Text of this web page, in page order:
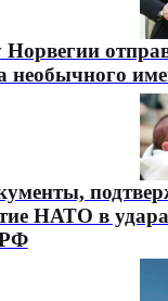
необычного
НАТО в
РФ